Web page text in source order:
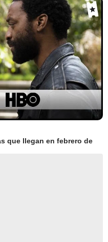
que llegan en febrero de